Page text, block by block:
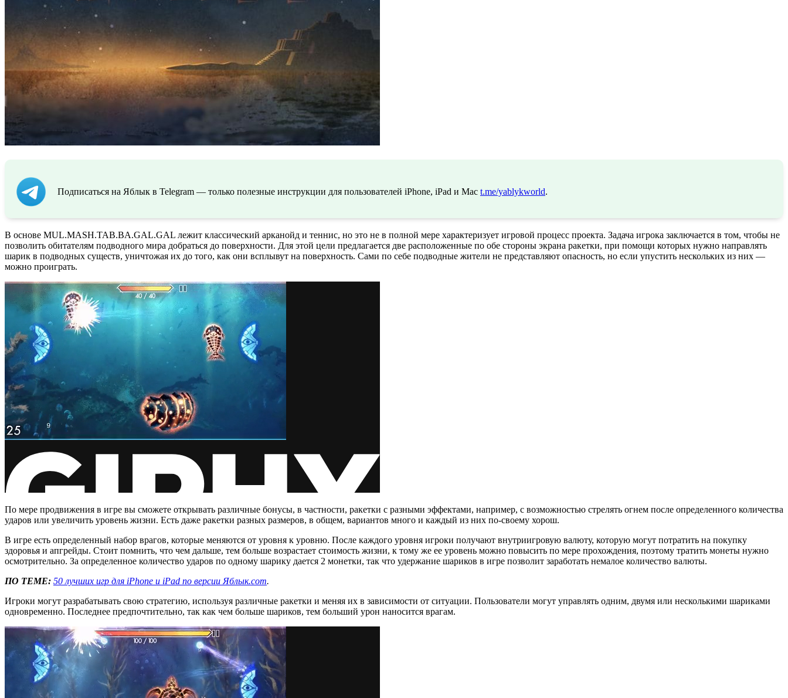
Подписаться на Яблык в Telegram — только полезные инструкции для пользователей iPhone, iPad и Mac t.me/yablykworld.
В основе MUL.MASH.TAB.BA.GAL.GAL лежит классический арканойд и теннис, но это не в полной мере характеризует игровой процесс проекта. Задача игрока заключается в том, чтобы не
позволить обитателям подводного мира добраться до поверхности. Для этой цели предлагается две расположенные по обе стороны экрана ракетки, при помощи которых нужно направлять
шарик в подводных существ, уничтожая их до того, как они всплывут на поверхность. Сами по себе подводные жители не представляют опасность, но если упустить нескольких из них —
можно проиграть.
По мере продвижения в игре вы сможете открывать различные бонусы, в частности, ракетки с разными эффектами, например, с возможностью стрелять огнем после определенного количества
ударов или увеличить уровень жизни. Есть даже ракетки разных размеров, в общем, вариантов много и каждый из них по-своему хорош.
В игре есть определенный набор врагов, которые меняются от уровня к уровню. После каждого уровня игроки получают внутриигровую валюту, которую могут потратить на покупку
здоровья и апгрейды. Стоит помнить, что чем дальше, тем больше возрастает стоимость жизни, к тому же ее уровень можно повысить по мере прохождения, поэтому тратить монеты нужно
осмотрительно. За определенное количество ударов по одному шарику дается 2 монетки, так что удержание шариков в игре позволит заработать немалое количество валюты.
ПО ТЕМЕ: 50 лучших игр для iPhone и iPad по версии Яблык.com.
Игроки могут разрабатывать свою стратегию, используя различные ракетки и меняя их в зависимости от ситуации. Пользователи могут управлять одним, двумя или несколькими шариками
одновременно. Последнее предпочтительно, так как чем больше шариков, тем больший урон наносится врагам.